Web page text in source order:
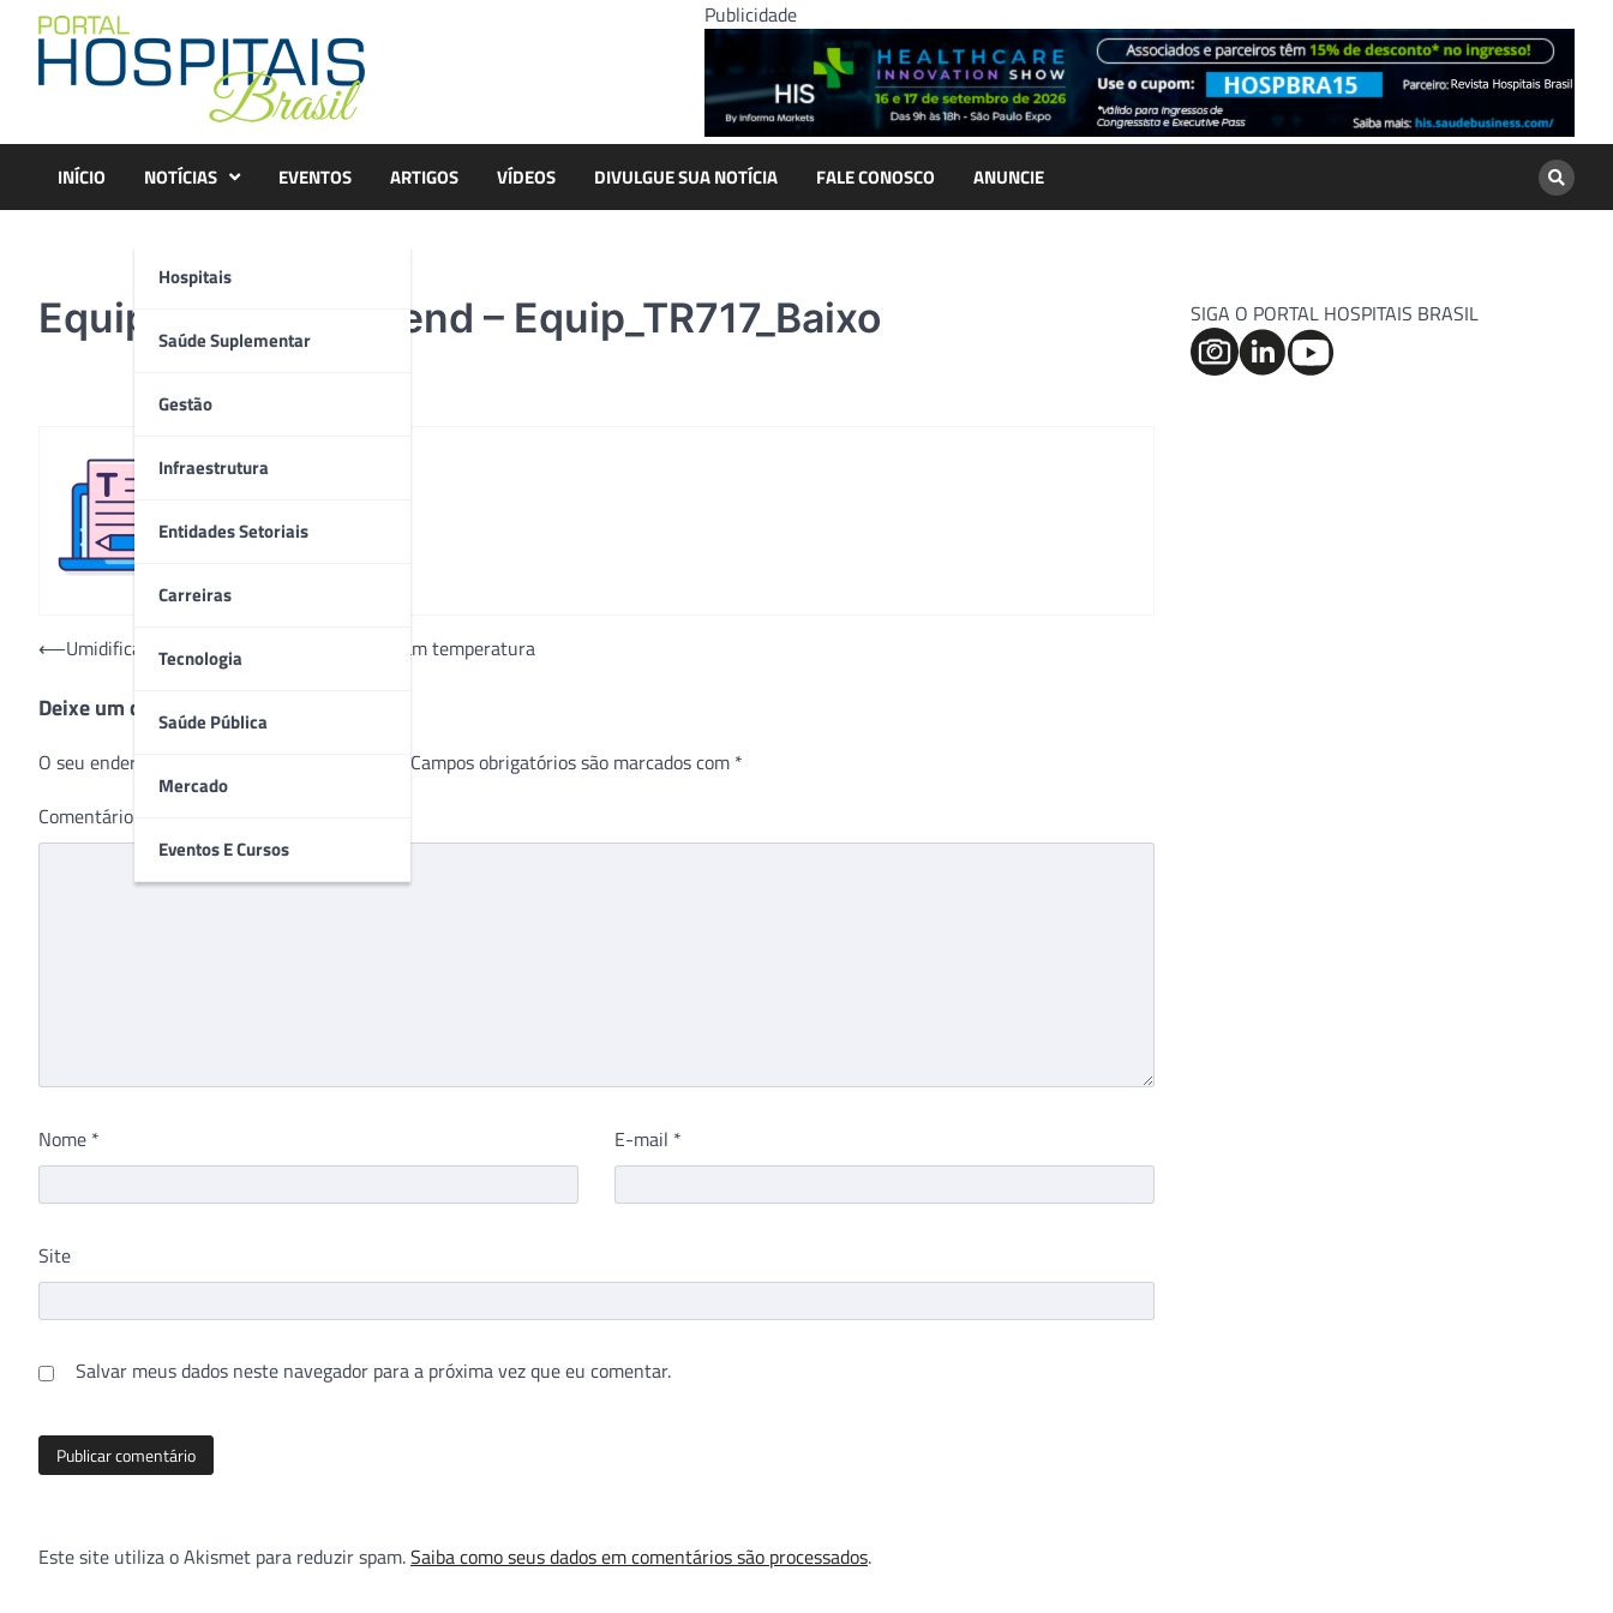
content
Publicidade
INÍCIO NOTÍCIAS
Hospitais
Saúde Suplementar
Gestão
Infraestrutura
Entidades Setoriais
Carreiras
Tecnologia
Saúde Pública
Mercado
Eventos E Cursos
EVENTOS ARTIGOS VÍDEOS DIVULGUE SUA NOTÍCIA FALE CONOSCO ANUNCIE
Equipamentos – Trend – Equip_TR717_Baixo
Navegação
Post
⟵Umidificadores da TREND Medical controlam temperatura
Deixe um comentário
O seu endereço de e-mail não será publicado. Campos obrigatórios são marcados com *
Comentário
Nome * E-mail *
Site
Salvar meus dados neste navegador para a próxima vez que eu comentar.
Este site utiliza o Akismet para reduzir spam.Saiba como seus dados em comentários são processados.
SIGA O PORTAL HOSPITAIS BRASIL